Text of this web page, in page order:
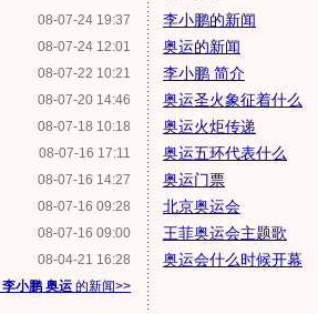
08-07-24 19:37
08-07-24 12:01
08-07-22 10:21
08-07-20 14:46
08-07-18 10:18
08-07-16 17:11
08-07-16 14:27
08-07-16 09:28
08-07-16 09:00
08-04-21 16:28
李小鹏 奥运 的新闻>>
李小鹏的新闻
奥运的新闻
李小鹏 简介
奥运圣火象征着什么
奥运火炬传递
奥运五环代表什么
奥运门票
北京奥运会
王菲奥运会主题歌
奥运会什么时候开幕